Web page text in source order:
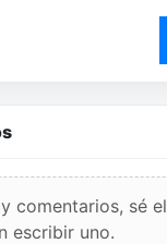
comentarios, sé el
escribir uno.